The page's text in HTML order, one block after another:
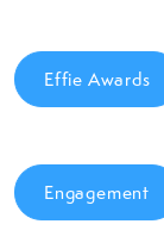
Effie Awards
Engagement